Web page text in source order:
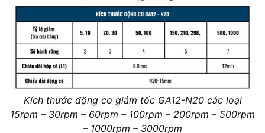
Kích thước động cơ giảm tốc GA12-N20 các loại
15rpm – 30rpm – 60rpm – 100rpm – 200rpm – 500rpm
– 1000rpm – 3000rpm